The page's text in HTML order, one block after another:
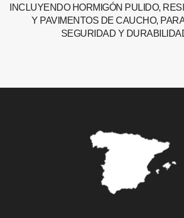
INCLUYENDO HORMIGÓN PULIDO,
Y PAVIMENTOS DE CAUCHO,
SEGURIDAD Y